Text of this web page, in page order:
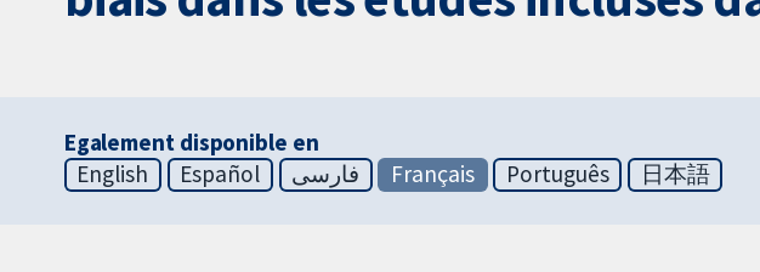
Egalement disponible en
English
Español فارسی Français Português 日本語